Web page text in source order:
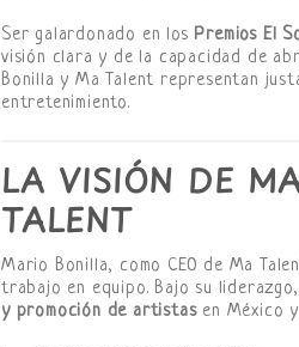
Ser galardonado en los Premios El
visión clara y de la capacidad de
Bonilla y Ma Talent representan
entretenimiento.
LA VISIÓN DE
TALENT
Mario Bonilla, como CEO de Ma
trabajo en equipo. Bajo su
y promoción de artistasen México